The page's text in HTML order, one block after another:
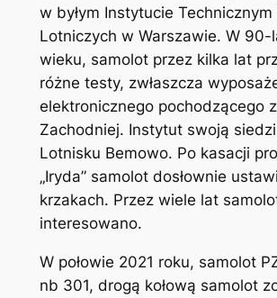
w byłym Instytucie Technicznym
Lotniczych w Warszawie. W 90-
wieku, samolot przez kilka lat
różne testy, zwłaszcza
elektronicznego pochodzącego
Zachodniej. Instytut swoją
Lotnisku Bemowo. Po kasacji
„Iryda” samolot dosłownie
krzakach. Przez wiele lat
interesowano.
W połowie 2021 roku, samolot
nb 301, drogą kołową samolot